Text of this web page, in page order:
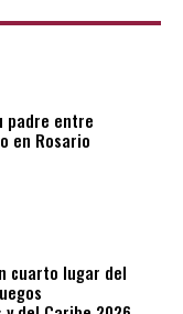
padre entre
en Rosario
cuarto lugar del